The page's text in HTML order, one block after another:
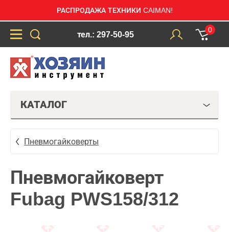
РАСПРОДАЖА ТЕХНИКИ CAIMAN!
тел.: 297-50-95
0
КАТАЛОГ
Пневмогайковерты
Пневмогайковерт
Fubag PWS158/312